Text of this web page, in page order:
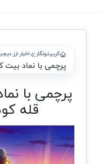
کریپتونگار اخبار ارز
پرچمی با نماد بیت
پرچمی با
قله